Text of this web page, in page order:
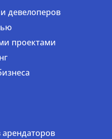
девелоперов
проектами
арендаторов